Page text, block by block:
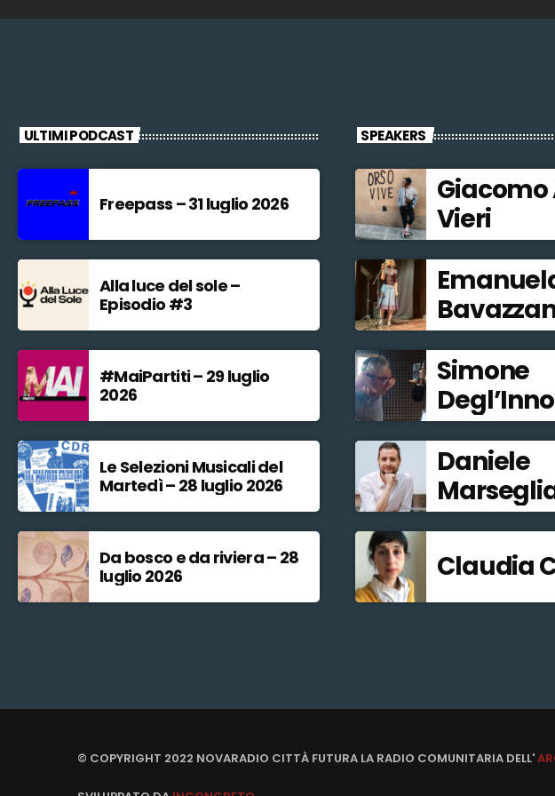
ULTIMI PODCAST
Freepass – 31 luglio 2026
Alla luce del sole –
Episodio #3
#MaiPartiti – 29 luglio
2026
Le Selezioni Musicali del
Martedì – 28 luglio 2026
Da bosco e da riviera – 28
luglio 2026
SPEAKERS
Vieri
Simone
Daniele
Claudia
© COPYRIGHT 2022 NOVARADIO CITTÀ FUTURA LA RADIO COMUNITARIA DELL'